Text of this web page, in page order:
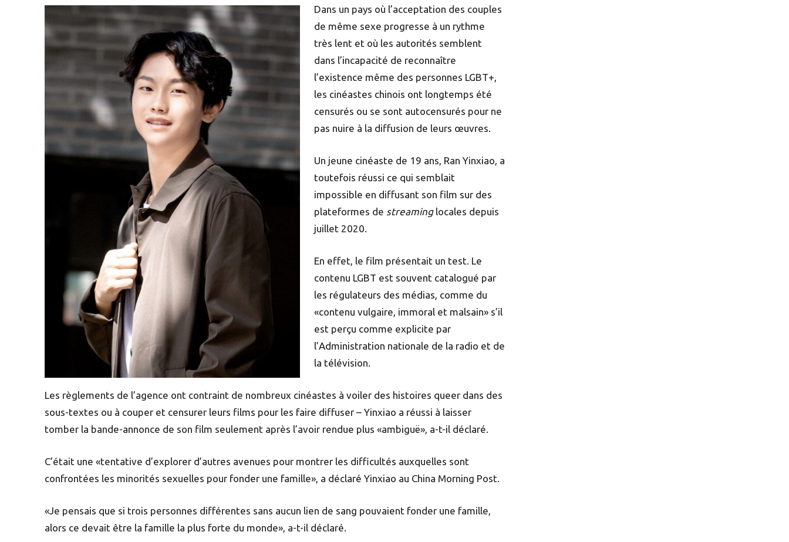
Dans un pays où l’acceptation des couples
de même sexe progresse à un rythme
très lent et où les autorités semblent
dans l’incapacité de reconnaître
l’existence même des personnes LGBT+,
les cinéastes chinois ont longtemps été
censurés ou se sont autocensurés pour ne
pas nuire à la diffusion de leurs œuvres.
Un jeune cinéaste de 19 ans, Ran Yinxiao, a
toutefois réussi ce qui semblait
impossible en diffusant son film sur des
plateformes de streaminglocales depuis
juillet 2020.
En effet, le film présentait un test. Le
contenu LGBT est souvent catalogué par
les régulateurs des médias, comme du
«contenu vulgaire, immoral et malsain» s’il
est perçu comme explicite par
l’Administration nationale de la radio et de
la télévision.
Les règlements de l’agence ont contraint de nombreux cinéastes à voiler des histoires queer dans des
sous-textes ou à couper et censurer leurs films pour les faire diffuser – Yinxiao a réussi à laisser
tomber la bande-annonce de son film seulement après l’avoir rendue plus «ambiguë», a-t-il déclaré.
C’était une «tentative d’explorer d’autres avenues pour montrer les difficultés auxquelles sont
confrontées les minorités sexuelles pour fonder une famille», a déclaré Yinxiao au China Morning Post.
«Je pensais que si trois personnes différentes sans aucun lien de sang pouvaient fonder une famille,
alors ce devait être la famille la plus forte du monde», a-t-il déclaré.